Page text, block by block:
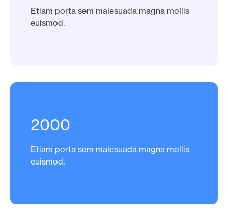
Etiam porta sem malesuada magna mollis
euismod.
2000
Etiam porta sem malesuada magna mollis
euismod.